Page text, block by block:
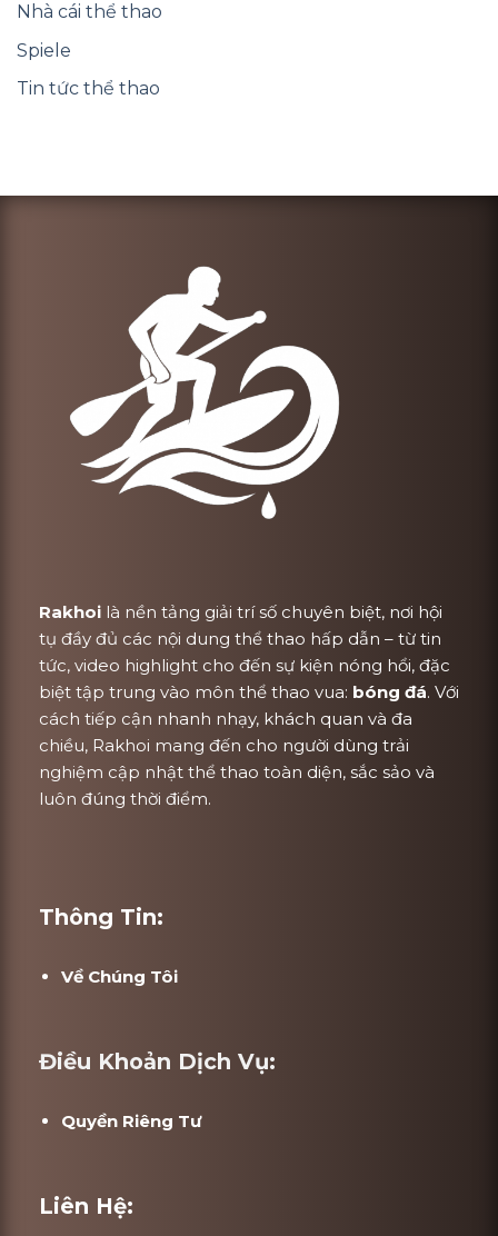
Nhà cái thể thao
Spiele
Tin tức thể thao
Rakhoi là nền tảng giải trí số chuyên biệt, nơi hội
tụ đầy đủ các nội dung thể thao hấp dẫn – từ tin
tức, video highlight cho đến sự kiện nóng hổi, đặc
biệt tập trung vào môn thể thao vua: bóng đá. Với
cách tiếp cận nhanh nhạy, khách quan và đa
chiều, Rakhoi mang đến cho người dùng trải
nghiệm cập nhật thể thao toàn diện, sắc sảo và
luôn đúng thời điểm.
Thông Tin:
Về Chúng Tôi
Điều Khoản Dịch Vụ:
Quyền Riêng Tư
Liên Hệ: